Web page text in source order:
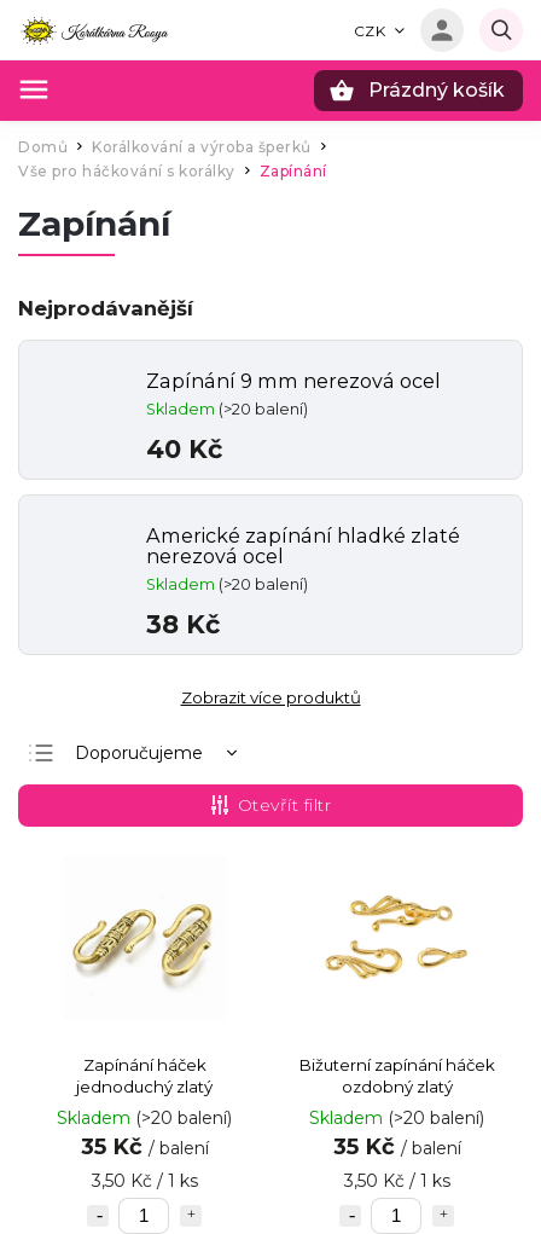
CZK
Prázdný košík
Domů / Korálkování a výroba šperků
Vše pro háčkování s korálky
Zapínání
Zapínání
Nejprodávanější
Zapínání 9 mm nerezová ocel
Skladem (>20 balení)
40 Kč
Americké zapínání hladké zlaté
nerezová ocel
Skladem (>20 balení)
38 Kč
Zobrazit více produktů
Doporučujeme
Nejlevnější
Nejdražší
Abecedně
Otevřít filtr
Zapínání háček
jednoduchý zlatý
Skladem (>20 balení)
35 Kč / balení
3,50 Kč / 1 ks
Bižuterní zapínání háček
ozdobný zlatý
Skladem (>20 balení)
35 Kč / balení
3,50 Kč / 1 ks